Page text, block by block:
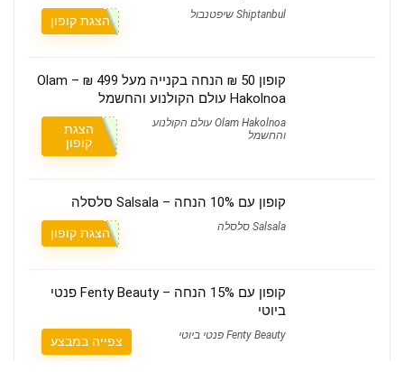
Shiptanbul שיפטנבול הצגת קופון
קופון 50 ₪ הנחה בקנייה מעל 499 ₪ – Olam
Hakolnoa עולם הקולנוע והחשמל
Olam Hakolnoa עולם הקולנוע
והחשמל
הצגת
קופון
קופון עם 10% הנחה – Salsala סלסלה
Salsala סלסלה הצגת קופון
קופון עם 15% הנחה – Fenty Beauty פנטי
ביוטי
Fenty Beauty פנטי ביוטי צפייה במבצע